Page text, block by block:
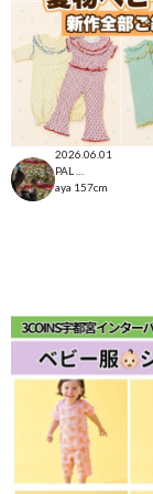
2026.06.01
aya 157cm